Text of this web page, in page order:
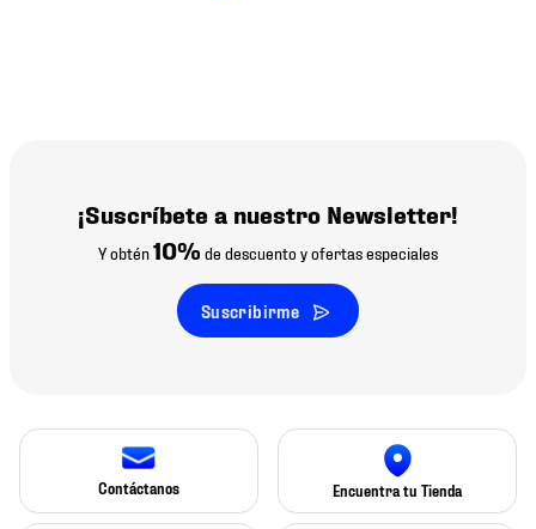
¡Suscríbete a nuestro Newsletter!
Y obtén10% de descuento y ofertas especiales
Suscribirme
Contáctanos Encuentra tu Tienda